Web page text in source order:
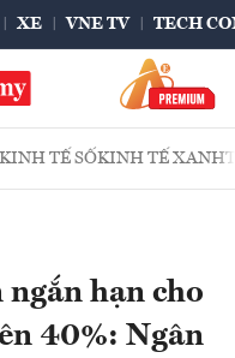
XE VNE TV TECH
KINH TẾ SỐKINH TẾ XANH
hạn cho
40%: Ngân